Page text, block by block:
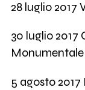
28 luglio 2017
30 luglio 2017
5 agosto